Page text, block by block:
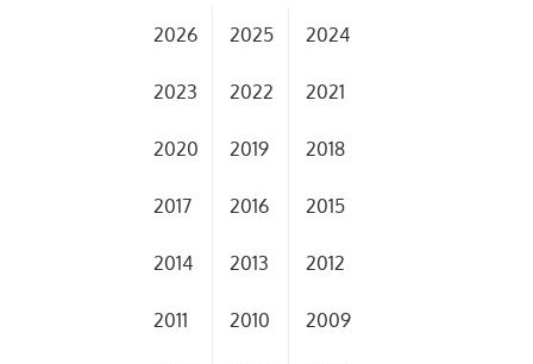
2026 2025 2024
2023 2022 2021
2020 2019 2018
2017 2016 2015
2014 2013 2012
2011 2010 2009